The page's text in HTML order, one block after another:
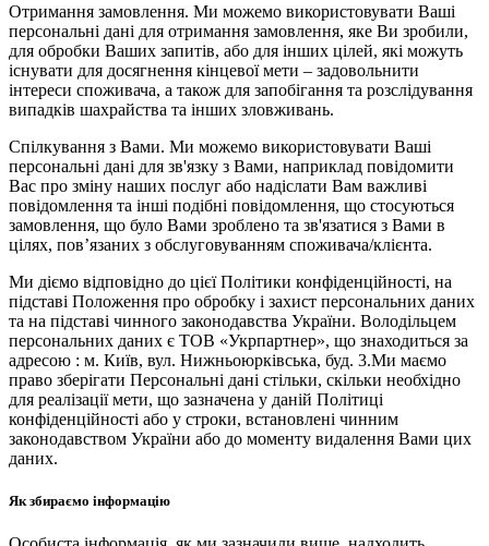
Отримання замовлення. Ми можемо використовувати Ваші
персональні дані для отримання замовлення, яке Ви зробили,
для обробки Ваших запитів, або для інших цілей, які можуть
існувати для досягнення кінцевої мети – задовольнити
інтереси споживача, а також для запобігання та розслідування
випадків шахрайства та інших зловживань.
Спілкування з Вами. Ми можемо використовувати Ваші
персональні дані для зв'язку з Вами, наприклад повідомити
Вас про зміну наших послуг або надіслати Вам важливі
повідомлення та інші подібні повідомлення, що стосуються
замовлення, що було Вами зроблено та зв'язатися з Вами в
цілях, пов’язаних з обслуговуванням споживача/клієнта.
Ми діємо відповідно до цієї Політики конфіденційності, на
підставі Положення про обробку і захист персональних даних
та на підставі чинного законодавства України. Володільцем
персональних даних є ТОВ «Укрпартнер», що знаходиться за
адресою : м. Київ, вул. Нижньоюркiвська, буд. 3.Ми маємо
право зберігати Персональні дані стільки, скільки необхідно
для реалізації мети, що зазначена у даній Політиці
конфіденційності або у строки, встановлені чинним
законодавством України або до моменту видалення Вами цих
даних.
Як збираємо інформацію